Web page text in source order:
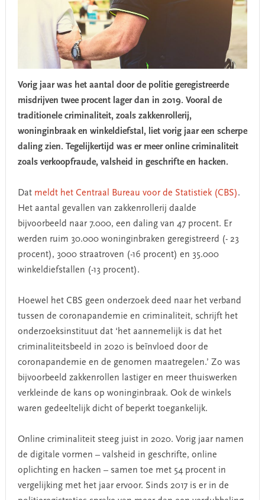
Vorig jaar was het aantal door de politie geregistreerde
misdrijven twee procent lager dan in 2019. Vooral de
traditionele criminaliteit, zoals zakkenrollerij,
woninginbraak en winkeldiefstal, liet vorig jaar een scherpe
daling zien. Tegelijkertijd was er meer online criminaliteit
zoals verkoopfraude, valsheid in geschrifte en hacken.
Dat meldt het Centraal Bureau voor de Statistiek (CBS).
Het aantal gevallen van zakkenrollerij daalde
bijvoorbeeld naar 7.000, een daling van 47 procent. Er
werden ruim 30.000 woninginbraken geregistreerd (- 23
procent), 3000 straatroven (-16 procent) en 35.000
winkeldiefstallen (-13 procent).
Hoewel het CBS geen onderzoek deed naar het verband
tussen de coronapandemie en criminaliteit, schrijft het
onderzoeksinstituut dat ‘het aannemelijk is dat het
criminaliteitsbeeld in 2020 is beïnvloed door de
coronapandemie en de genomen maatregelen.’ Zo was
bijvoorbeeld zakkenrollen lastiger en meer thuiswerken
verkleinde de kans op woninginbraak. Ook de winkels
waren gedeeltelijk dicht of beperkt toegankelijk.
Online criminaliteit steeg juist in 2020. Vorig jaar namen
de digitale vormen – valsheid in geschrifte, online
oplichting en hacken – samen toe met 54 procent in
vergelijking met het jaar ervoor. Sinds 2017 is er in de